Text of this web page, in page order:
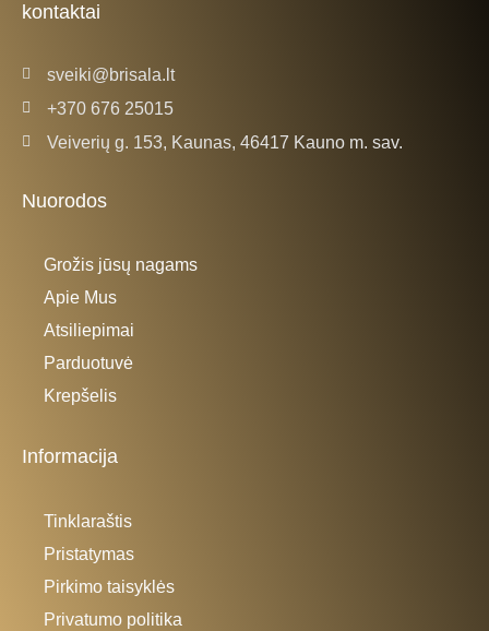
-
f
m
kontaktai
sveiki@brisala.lt
+370 676 25015
Veiverių g. 153, Kaunas, 46417 Kauno m. sav.
Nuorodos
Grožis jūsų nagams
Apie Mus
Atsiliepimai
Parduotuvė
Krepšelis
Informacija
Tinklaraštis
Pristatymas
Pirkimo taisyklės
Privatumo politika